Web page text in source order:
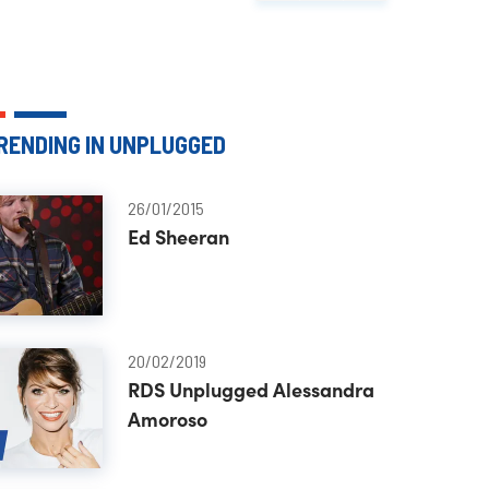
IN UNPLUGGED
26/01/2015
Ed Sheeran
20/02/2019
RDS Unplugged Alessandra
Amoroso